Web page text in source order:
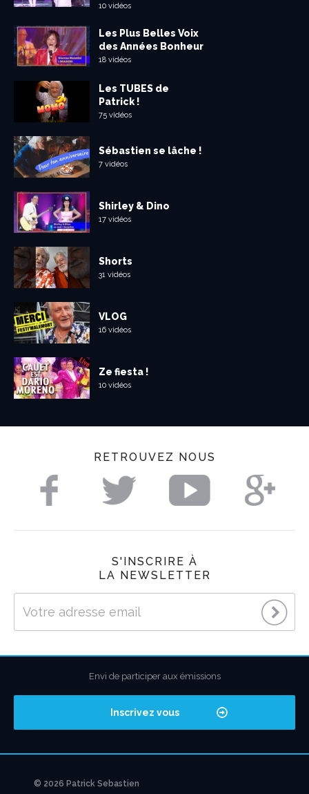
10 vidéos
Les Plus Belles Voix
des Années Bonheur
18 vidéos
Les TUBES de
Patrick !
75 vidéos
Sébastien se lâche !
7 vidéos
Shirley & Dino
17 vidéos
Shorts
31 vidéos
VLOG
16 vidéos
Ze fiesta !
10 vidéos
RETROUVEZ NOUS
S'INSCRIRE À
LA NEWSLETTER
Envi de participer aux émissions
Inscrivez vous
© 2026 Patrick Sebastien